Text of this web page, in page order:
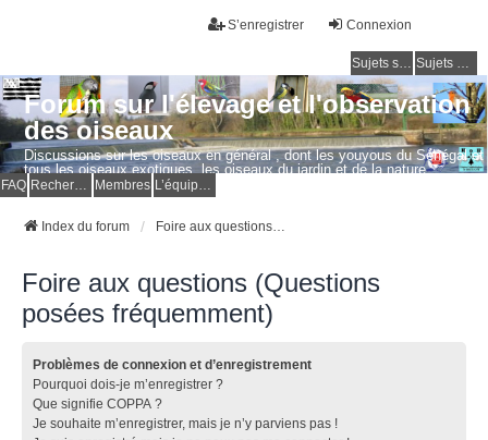
Connexion
S’enregistrer
Sujets sans réponse Sujets actifs
Forum sur l'élevage et l'observation
des oiseaux
Discussions sur les oiseaux en général , dont les youyous du Sénégal et
tous les oiseaux exotiques, les oiseaux du jardin et de la nature.
Questions, photos, expériences.
FAQ Membres
Index du forum
Foire aux questions (Questions
posées fréquemment)
Problèmes de connexion et d’enregistrement
Pourquoi dois-je m’enregistrer ?
Que signifie COPPA ?
Je souhaite m’enregistrer, mais je n’y parviens pas !